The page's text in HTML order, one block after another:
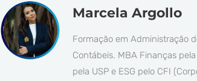
Marcela Argollo
Formação em Administração
Contábeis. MBA Finanças
pela USP e ESG pelo CFI